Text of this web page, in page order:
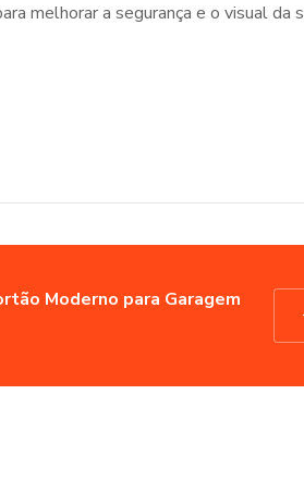
melhorar a segurança e o visual da
Moderno para Garagem